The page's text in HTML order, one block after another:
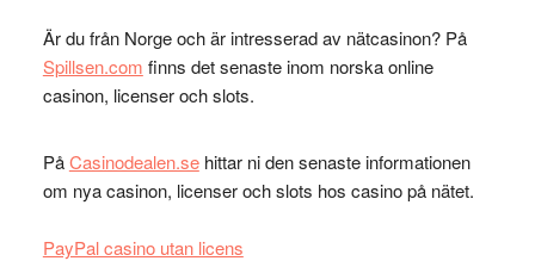
Är du från Norge och är intresserad av nätcasinon? På
Spillsen.com finns det senaste inom norska online
casinon, licenser och slots.
PåCasinodealen.sehittar ni den senaste informationen
om nya casinon, licenser och slots hos casino på nätet.
PayPal casino utan licens